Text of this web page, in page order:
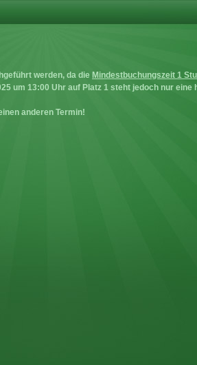
werden, da die Mindestbuchungszeit 1
um 13:00 Uhr auf Platz 1 steht jedoch nur eine
anderen Termin!